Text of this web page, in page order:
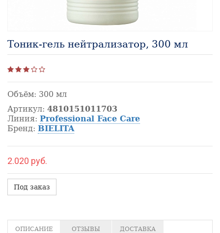
Тоник-гель нейтрализатор, 300 мл
Объём: 300 мл
Артикул: 4810151011703
Линия: Professional Face Care
Бренд: BIELITA
2.020 руб.
Под заказ
ОПИСАНИЕ
ОТЗЫВЫ
ДОСТАВКА